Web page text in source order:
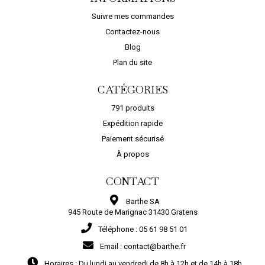
AJOUTER AU PANIER
Suivre mes commandes
Contactez-nous
Blog
Plan du site
CATÉGORIES
791 produits
Expédition rapide
Paiement sécurisé
À propos
CONTACT
Barthe SA
945 Route de Marignac 31430 Gratens
Téléphone : 05 61 98 51 01
Email : contact@barthe.fr
Horaires : Du lundi au vendredi de 8h à 12h et de 14h à 18h